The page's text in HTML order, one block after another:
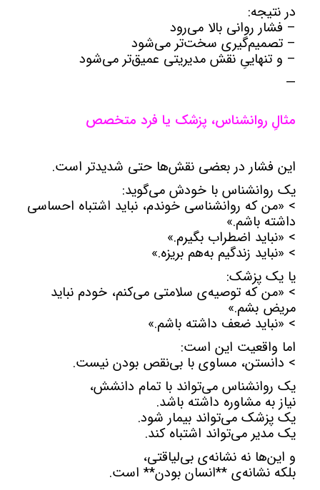
در نتیجه:
– فشار روانی بالا می‌رود
– تصمیم‌گیری سخت‌تر می‌شود
– و تنهاییِ نقش مدیریتی عمیق‌تر می‌شود
—
مثالِ روانشناس، پزشک یا فرد متخصص
این فشار در بعضی نقش‌ها حتی شدیدتر است.
یک روانشناس با خودش می‌گوید:
> «من که روانشناسی خوندم، نباید اشتباه احساسی
داشته باشم.»
> «نباید اضطراب بگیرم.»
> «نباید زندگیم به‌هم بریزه.»
یا یک پزشک:
> «من که توصیه‌ی سلامتی می‌کنم، خودم نباید
مریض بشم.»
> «نباید ضعف داشته باشم.»
اما واقعیت این است:
> دانستن، مساوی با بی‌نقص بودن نیست.
یک روانشناس می‌تواند با تمام دانشش،
نیاز به مشاوره داشته باشد.
یک پزشک می‌تواند بیمار شود.
یک مدیر می‌تواند اشتباه کند.
و این‌ها نه نشانه‌ی بی‌لیاقتی،
بلکه نشانه‌ی **انسان بودن** است.